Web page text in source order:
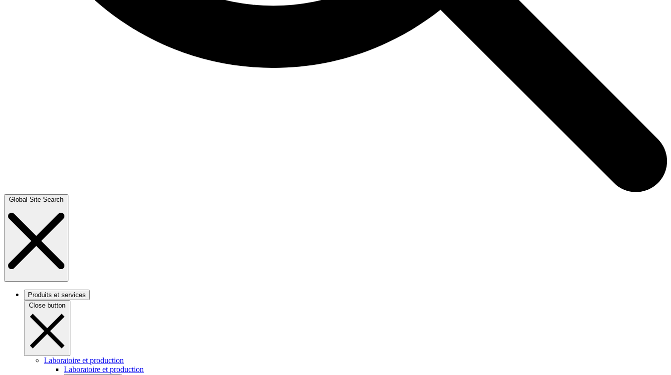
Global Site Search
Produits et services
Close button
Laboratoire et production
Laboratoire et production